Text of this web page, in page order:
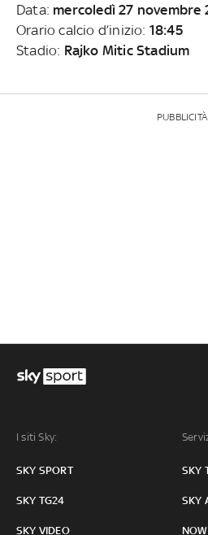
Data: mercoledì 27 novembre
Orario calcio d’inizio: 18:45
Stadio: Rajko Mitic Stadium
PUBBLICITÀ
I siti Sky:
SKY SPORT
SKY TG24
SKY VIDEO
SKY
SKY
NOW